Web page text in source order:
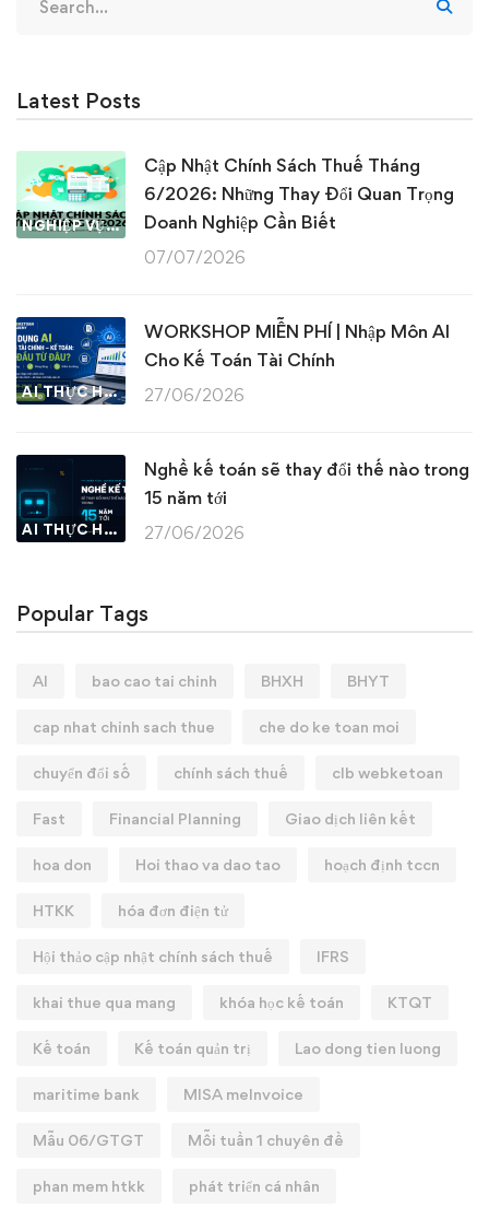
for:
Latest Posts
NGHIỆP VỤ KẾ TOÁN & THUẾ
Cập Nhật Chính Sách Thuế Tháng
6/2026: Những Thay Đổi Quan Trọng
Doanh Nghiệp Cần Biết
07/07/2026
AI THỰC HÀNH
WORKSHOP MIỄN PHÍ | Nhập Môn AI
Cho Kế Toán Tài Chính
27/06/2026
AI THỰC HÀNH
Nghề kế toán sẽ thay đổi thế nào trong
15 năm tới
27/06/2026
Popular Tags
AI bao cao tai chinh BHXH BHYT
cap nhat chinh sach thue che do ke toan moi
chuyển đổi số chính sách thuế clb webketoan
Fast Financial Planning Giao dịch liên kết
hoa don Hoi thao va dao tao hoạch định tccn
HTKK hóa đơn điện tử
Hội thảo cập nhật chính sách thuế IFRS
khai thue qua mang khóa học kế toán KTQT
Kế toán Kế toán quản trị Lao dong tien luong
maritime bank MISA meInvoice
Mẫu 06/GTGT Mỗi tuần 1 chuyên đề
phan mem htkk phát triển cá nhân